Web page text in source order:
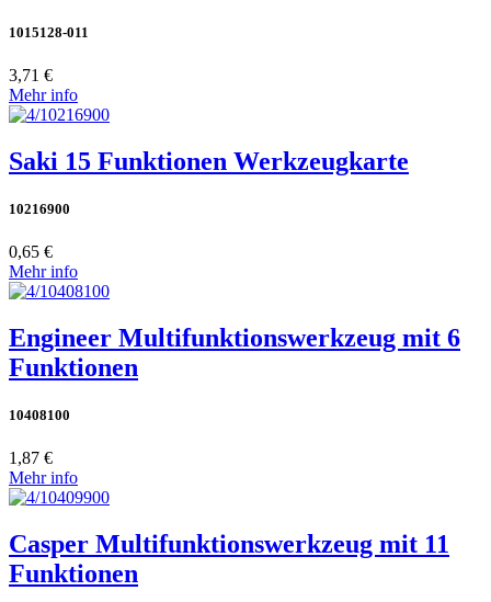
1015128-011
3,71 €
Mehr info
Saki 15 Funktionen Werkzeugkarte
10216900
0,65 €
Mehr info
Engineer Multifunktionswerkzeug mit 6
Funktionen
10408100
1,87 €
Mehr info
Casper Multifunktionswerkzeug mit 11
Funktionen